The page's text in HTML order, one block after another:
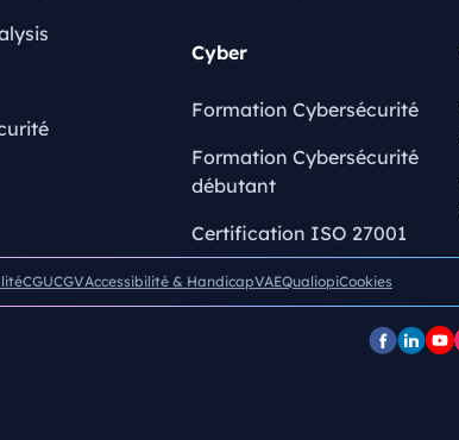
Cyber
Formation Cybersécurité
Formation Cybersécurité
débutant
Certification ISO 27001
CGUCGVAccessibilité & HandicapVAEQualiopiCookies